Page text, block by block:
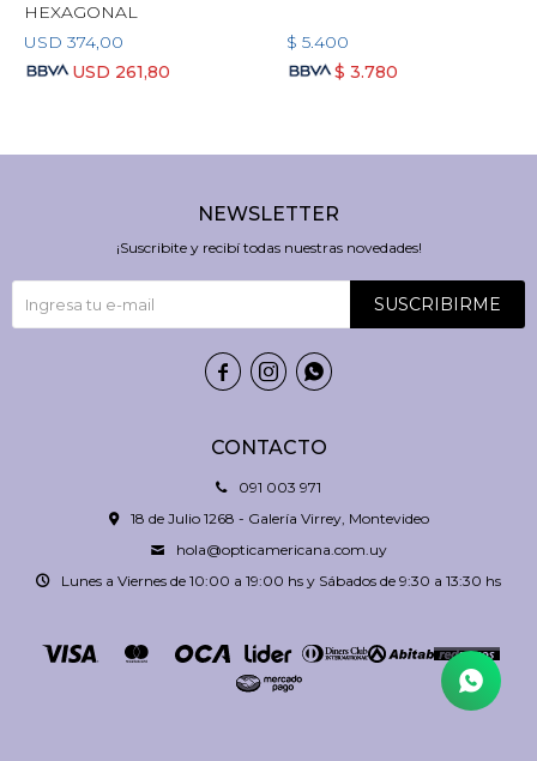
HEXAGONAL
USD 374,00
USD 261,80
$ 5.400
$ 3.780
CONTACTO
091 003 971
18 de Julio 1268 - Galería Virrey, Montevideo
hola@opticamericana.com.uy
Lunes a Viernes de 10:00 a 19:00 hs y Sábados de 9:30 a 13:30 hs
NEWSLETTER
¡Suscribite y recibí todas nuestras novedades!
SUSCRIBIRME
  